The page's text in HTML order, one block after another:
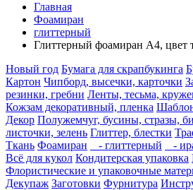
Главная
Фоамиран
глиттерный
Глиттерный фоамиран А4, цвет
Новый год Бумага для скрапбукинга
Картон Чипборд, высечки, карточки
резинки, гребни Ленты, тесьма,
Кожзам декоративный, пленка
Декор Полужемчуг, бусины, стразы,
листочки, зелень Глиттер, блестки
Ткань Фоамиран - глиттерный -
Всё для кукол Кондитерская упаковка
Флористические и упаковочные
Декупаж Заготовки Фурнитура